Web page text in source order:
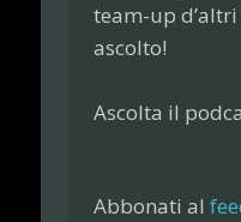
team-up
ascolto!
Ascolta il
Abbonati al